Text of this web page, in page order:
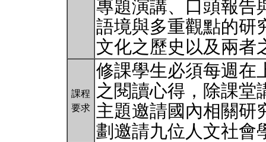
專題演講、口頭報告
語境與多重觀點的研
文化之歷史以及兩
課程
要求
修課學生必須每週在
之閱讀心得，除課堂
主題邀請國內相關研
劃邀請九位人文社會